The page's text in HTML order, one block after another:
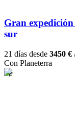
Gran
sur
21 días desde 3450 €
Con Planeterra